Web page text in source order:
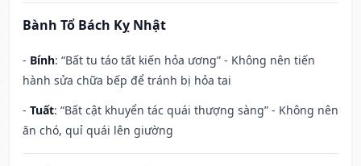
Bành Tổ Bách Kỵ Nhật
- Bính: “Bất tu táo tất kiến hỏa ương” - Không nên tiến
hành sửa chữa bếp để tránh bị hỏa tai
- Tuất: “Bất cật khuyển tác quái thượng sàng” - Không nên
ăn chó, quỉ quái lên giường